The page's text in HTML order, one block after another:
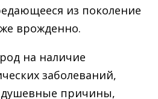
из поколение
врожденно.
на наличие
заболеваний,
душевные причины,